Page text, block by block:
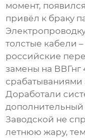
момент,
привёл к браку
толстые кабели
российские
замены на
Доработали
дополнительный
Заводской не
летнюю жару,